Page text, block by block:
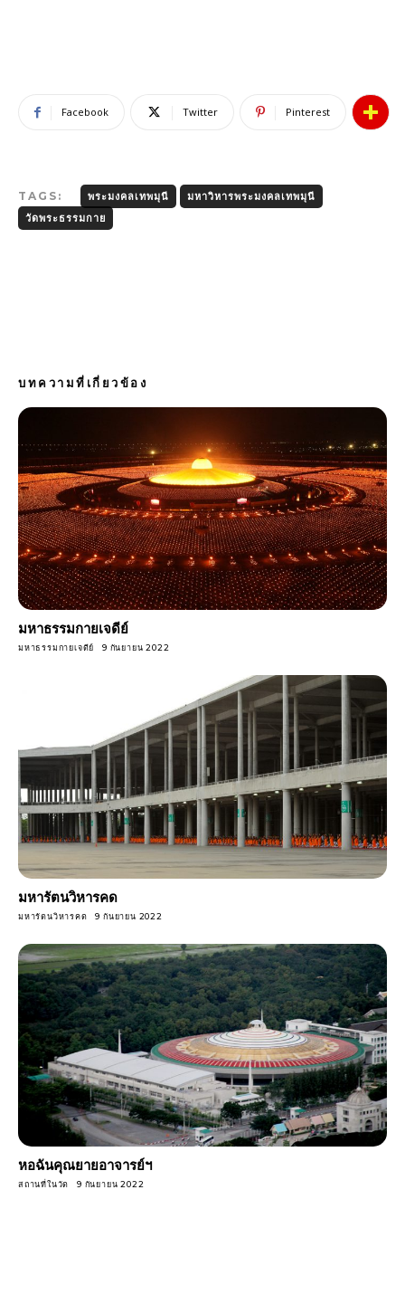
Facebook Twitter Pinterest
TAGS: พระมงคลเทพมุนี
มหาวิหารพระมงคลเทพมุนี
วัดพระธรรมกาย
บทความที่เกี่ยวข้อง
มหาธรรมกายเจดีย์
มหาธรรมกายเจดีย์ 9 กันยายน 2022
มหารัตนวิหารคด
มหารัตนวิหารคด 9 กันยายน 2022
หอฉันคุณยายอาจารย์ฯ
สถานที่ในวัด 9 กันยายน 2022